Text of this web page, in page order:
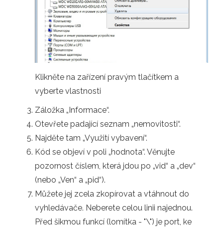
Klikněte na zařízení pravým tlačítkem a
vyberte vlastnosti
Záložka „Informace“.
Otevřete padající seznam „nemovitosti“.
Najděte tam „Využití vybavení“.
Kód se objeví v poli „hodnota“. Věnujte
pozornost číslem, která jdou po „vid“ a „dev“
(nebo „Ven“ a „pid“).
Můžete jej zcela zkopírovat a vtáhnout do
vyhledávače. Neberete celou linii najednou.
Před šikmou funkcí (lomítka - "\") je port, ke